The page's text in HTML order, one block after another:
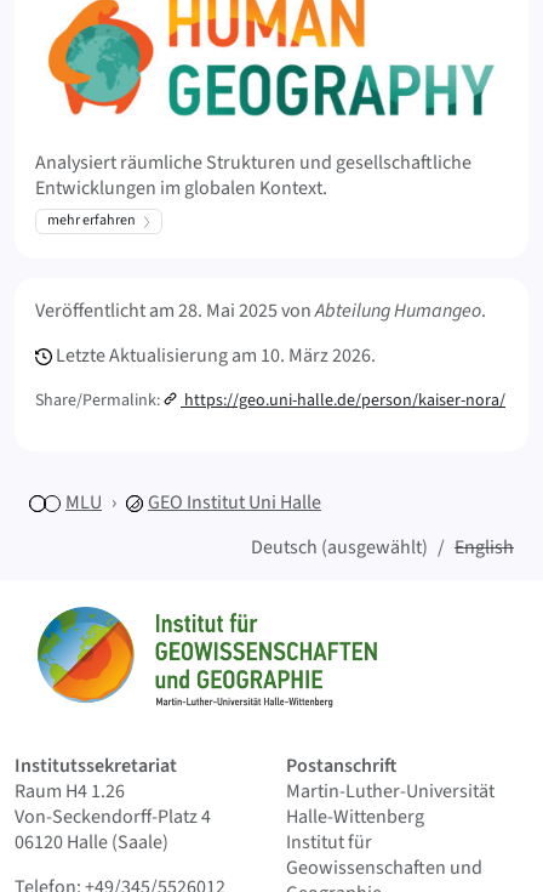
Analysiert räumliche Strukturen und gesellschaftliche
Entwicklungen im globalen Kontext.
mehr erfahren
Veröffentlicht am28. Mai 2025vonAbteilung Humangeo.
Letzte Aktualisierung am 10. März 2026.
Share/Permalink: https://geo.uni-halle.de/person/kaiser-nora/
MLU GEO Institut Uni Halle
Deutsch (ausgewählt)
English
Startseite
Institutssekretariat
Raum H4 1.26
Von-Seckendorff-Platz 4
06120 Halle (Saale)
Postanschrift
Martin-Luther-Universität
Halle-Wittenberg
Institut für
Geowissenschaften und